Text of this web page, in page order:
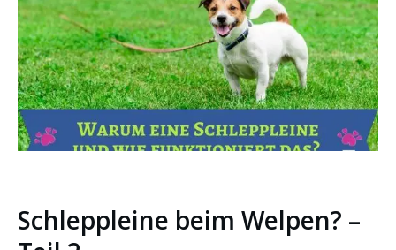
Schleppleine beim Welpen? –